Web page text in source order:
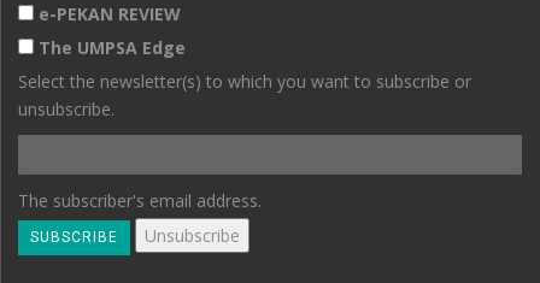
e-PEKAN REVIEW
The UMPSA Edge
Select the newsletter(s) to which you want to subscribe or
unsubscribe.
The subscriber's email address.